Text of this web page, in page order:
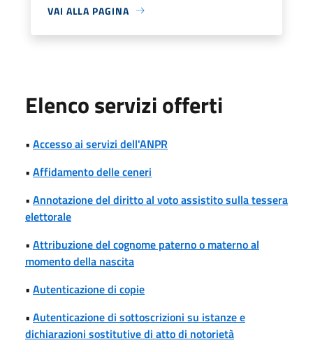
VAI ALLA PAGINA
Elenco servizi offerti
• Accesso ai servizi dell'ANPR
• Affidamento delle ceneri
• Annotazione del diritto al voto assistito sulla tessera
elettorale
• Attribuzione del cognome paterno o materno al
momento della nascita
• Autenticazione di copie
• Autenticazione di sottoscrizioni su istanze e
dichiarazioni sostitutive di atto di notorietà